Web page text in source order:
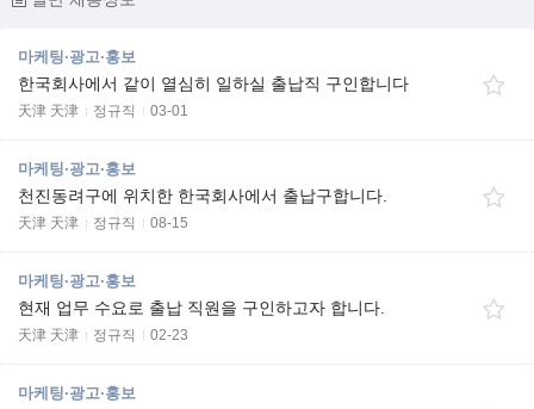
마케팅·광고·홍보
한국회사에서 같이 열심히 일하실 출납직 구인합니다
天津 天津 정규직 03-01
마케팅·광고·홍보
천진동려구에 위치한 한국회사에서 출납구합니다.
天津 天津 정규직 08-15
마케팅·광고·홍보
현재 업무 수요로 출납 직원을 구인하고자 합니다.
天津 天津 정규직 02-23
마케팅·광고·홍보